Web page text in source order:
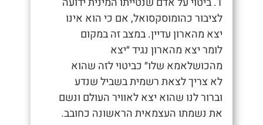
לציבור כהומוסקסואל, אם כי הוא אינו
יצא מהארון עדיין. במצב זה במקום
לומר יצא מהארון נגיד ״יצא
מהכושלאמא שלו״ כביטוי לזה שהוא
לא צריך לצאת רשמית בשביל שנדע
וברור לנו שהוא יצא לאוויר העולם ונשם
את נשמתו העצמאית הראשונה כחובב.